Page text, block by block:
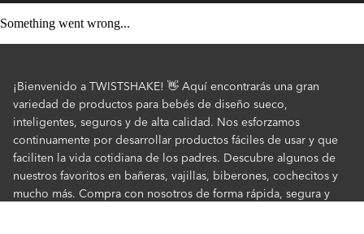
Something went wrong...
¡Bienvenido a TWISTSHAKE! 👋 Aquí encontrarás una gran
variedad de productos para bebés de diseño sueco,
inteligentes, seguros y de alta calidad. Nos esforzamos
continuamente por desarrollar productos fáciles de usar y que
faciliten la vida cotidiana de los padres. Descubre algunos de
nuestros favoritos en bañeras, vajillas, biberones, cochecitos y
mucho más. Compra con nosotros de forma rápida, segura y